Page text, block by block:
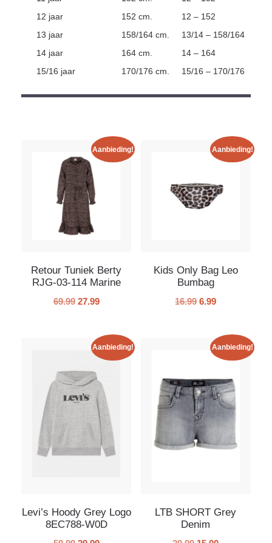
12 jaar
152 cm.
12 – 152
13 jaar
158/164 cm.
13/14 – 158/164
14 jaar
164 cm.
14 – 164
15/16 jaar
170/176 cm. 15/16 – 170/176
Aanbieding!
Retour Tuniek Berty
RJG-03-114 Marine
69.99 27.99
Aanbieding!
Kids Only Bag Leo
Bumbag
16.99 6.99
Aanbieding!
Levi’s Hoody Grey Logo
8EC788-W0D
Aanbieding!
LTB SHORT Grey
Denim